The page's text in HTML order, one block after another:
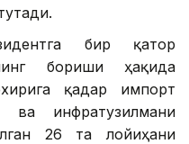
бир қатор
бориши ҳақида
қадар импорт
инфратузилмани
26 та лойиҳани